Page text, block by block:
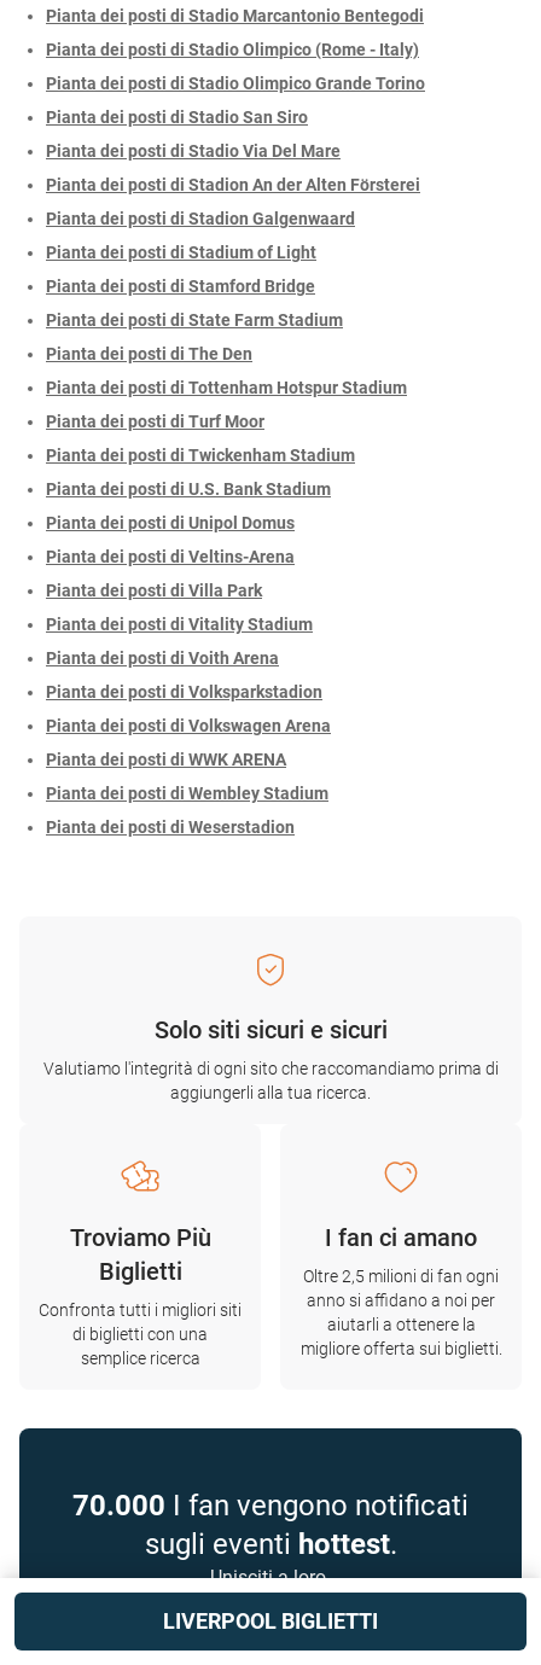
Pianta dei posti di Stadio Marcantonio Bentegodi
Pianta dei posti di Stadio Olimpico (Rome - Italy)
Pianta dei posti di Stadio Olimpico Grande Torino
Pianta dei posti di Stadio San Siro
Pianta dei posti di Stadio Via Del Mare
Pianta dei posti di Stadion An der Alten Försterei
Pianta dei posti di Stadion Galgenwaard
Pianta dei posti di Stadium of Light
Pianta dei posti di Stamford Bridge
Pianta dei posti di State Farm Stadium
Pianta dei posti di The Den
Pianta dei posti di Tottenham Hotspur Stadium
Pianta dei posti di Turf Moor
Pianta dei posti di Twickenham Stadium
Pianta dei posti di U.S. Bank Stadium
Pianta dei posti di Unipol Domus
Pianta dei posti di Veltins-Arena
Pianta dei posti di Villa Park
Pianta dei posti di Vitality Stadium
Pianta dei posti di Voith Arena
Pianta dei posti di Volksparkstadion
Pianta dei posti di Volkswagen Arena
Pianta dei posti di WWK ARENA
Pianta dei posti di Wembley Stadium
Pianta dei posti di Weserstadion
LIVERPOOL BIGLIETTI
Solo siti sicuri e sicuri
Valutiamo l'integrità di ogni sito che raccomandiamo prima di
aggiungerli alla tua ricerca.
Troviamo Più
Biglietti
Confronta tutti i migliori siti
di biglietti con una
semplice ricerca
I fan ci amano
Oltre 2,5 milioni di fan ogni
anno si affidano a noi per
aiutarli a ottenere la
migliore offerta sui biglietti.
70.000 I fan vengono notificati
sugli eventi hottest.
Unisciti a loro.